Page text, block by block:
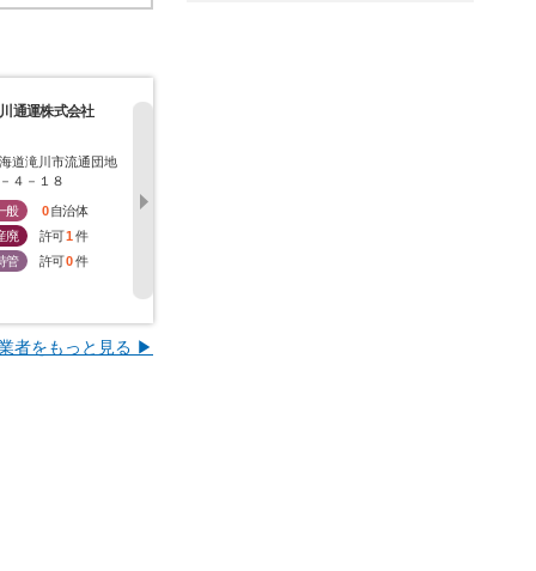
通運株式会社
道滝川市流通団地
４－１８
般 0 自治体
廃
許可1 件
管
許可0件
者をもっと見る ▶